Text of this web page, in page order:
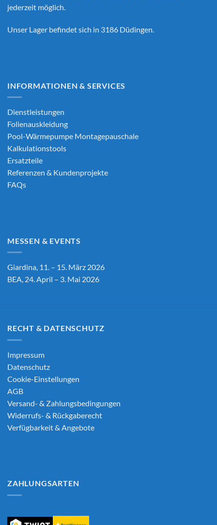
jederzeit möglich.
Unser Lager befindet sich in 3186 Düdingen.
INFORMATIONEN & SERVICES
Dienstleistungen
Folienauskleidung
Pool-Wärmepumpe Montagepauschale
Kalkulationstools
Ersatzteile
Referenzen & Kundenprojekte
FAQs
MESSEN & EVENTS
Giardina, 11. – 15. März 2026
BEA, 24. April – 3. Mai 2026
RECHT & DATENSCHUTZ
Impressum
Datenschutz
Cookie-Einstellungen
AGB
Versand- & Zahlungsbedingungen
Widerrufs- & Rückgaberecht
Verfügbarkeit & Angebote
ZAHLUNGSARTEN